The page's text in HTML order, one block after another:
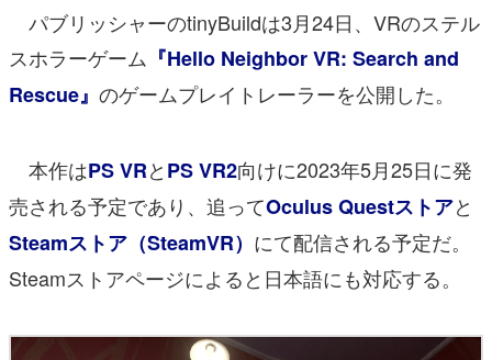
パブリッシャーのtinyBuildは3月24日、VRのステル
スホラーゲーム 『Hello Neighbor VR: Search and
Rescue』 のゲームプレイトレーラーを公開した。
本作はPS VRとPS VR2向けに2023年5月25日に発
売される予定であり、追ってOculus Questストアと
Steamストア（SteamVR） にて配信される予定だ。
Steamストアページによると日本語にも対応する。